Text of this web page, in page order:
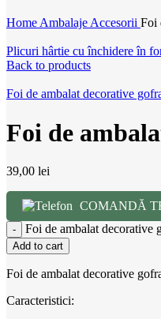
Home Ambalaje Accesorii Foi
Plicuri hârtie cu închidere în
Back to products
Foi de ambalat decorative
Foi de
39,00 lei
COMANDĂ
Foi de ambalat decorative
Add to cart
Foi de ambalat decorative
Caracteristici: